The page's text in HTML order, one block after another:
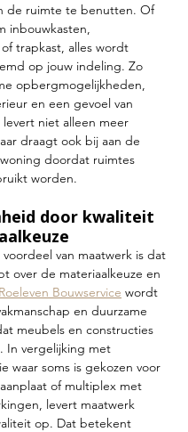
de ruimte te benutten. Of
inbouwkasten,
trapkast, alles wordt
op jouw indeling. Zo
opbergmogelijkheden,
en een gevoel van
niet alleen meer
draagt ook bij aan de
doordat ruimtes
worden.
door kwaliteit
van maatwerk is dat
over de materiaalkeuze en
Roeleven Bouwservice wordt
en duurzame
meubels en constructies
In vergelijking met
waar soms is gekozen voor
of multiplex met
levert maatwerk
op. Dat betekent